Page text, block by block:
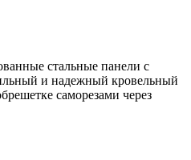
стальные панели с
и надежный кровельный
саморезами через